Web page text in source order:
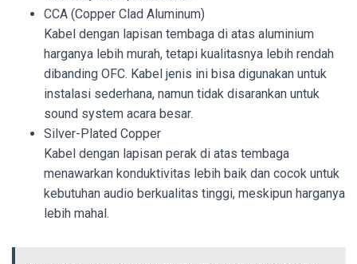
CCA (Copper Clad Aluminum)
Kabel dengan lapisan tembaga di atas aluminium
harganya lebih murah, tetapi kualitasnya lebih rendah
dibanding OFC. Kabel jenis ini bisa digunakan untuk
instalasi sederhana, namun tidak disarankan untuk
sound system acara besar.
Silver-Plated Copper
Kabel dengan lapisan perak di atas tembaga
menawarkan konduktivitas lebih baik dan cocok untuk
kebutuhan audio berkualitas tinggi, meskipun harganya
lebih mahal.